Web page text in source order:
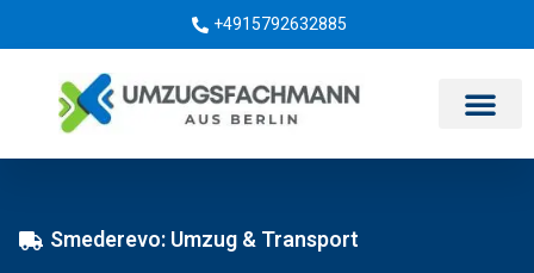
+4915792632885
Smederevo: Umzug & Transport